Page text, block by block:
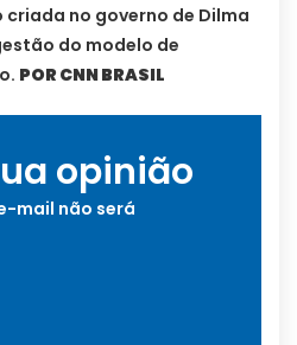
criada no governo de Dilma
do modelo de
POR CNN BRASIL
opinião
mail não será